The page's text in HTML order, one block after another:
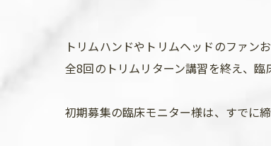
トリムハンドやトリムヘッドのファン
全8回のトリムリターン講習を終え、臨
初期募集の臨床モニター様は、すでに